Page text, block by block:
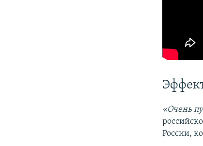
«Очень
России,